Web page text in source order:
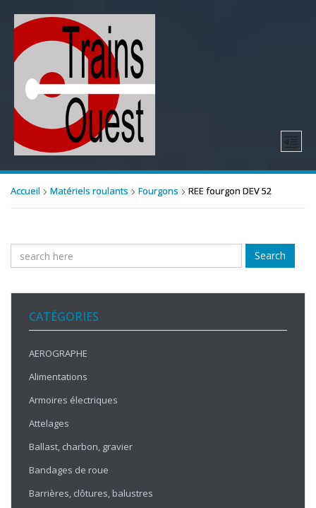
Accueil Matériels roulants Fourgons REE fourgon DEV 52
Search
CATÉGORIES
AEROGRAPHE
Alimentations
Armoires électriques
Attelages
Ballast, charbon, gravier
Bandages de roue
Barrières, clôtures, balustres